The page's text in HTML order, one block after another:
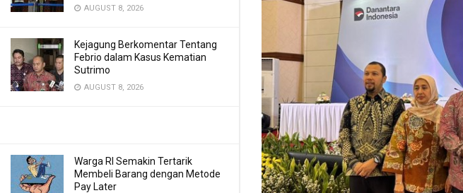
AUGUST 8, 2026
Kejagung Berkomentar Tentang
Febrio dalam Kasus Kematian
Sutrimo
AUGUST 8, 2026
Warga RI Semakin Tertarik
Membeli Barang dengan Metode
Pay Later